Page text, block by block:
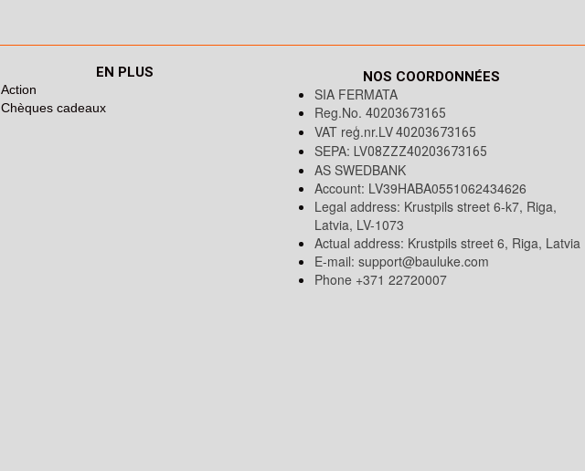
EN PLUS
Action
Chèques cadeaux
NOS COORDONNÉES
SIA FERMATA
Reg.No. 40203673165
VAT reģ.nr.LV40203673165
SEPA: LV08ZZZ40203673165
AS SWEDBANK
Account: LV39HABA0551062434626
Legal address: Krustpils street 6-k7, Riga,
Latvia, LV-1073
Actual address: Krustpils street 6, Riga, Latvia
E-mail: support@bauluke.com
Phone +371 22720007